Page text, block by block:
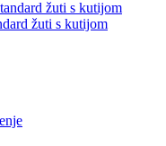
žuti s kutijom